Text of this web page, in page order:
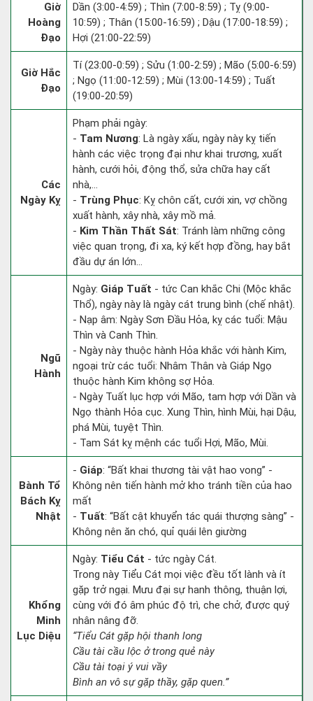
Giờ
Hoàng
Đạo
Dần (3:00-4:59) ; Thìn (7:00-8:59) ; Tỵ (9:00-
10:59) ; Thân (15:00-16:59) ; Dậu (17:00-18:59) ;
Hợi (21:00-22:59)
Giờ Hắc
Đạo
Tí (23:00-0:59) ; Sửu (1:00-2:59) ; Mão (5:00-6:59)
; Ngọ (11:00-12:59) ; Mùi (13:00-14:59) ; Tuất
(19:00-20:59)
Các
Ngày Kỵ
Phạm phải ngày:
- Tam Nương: Là ngày xấu, ngày này kỵ tiến
hành các việc trọng đại như khai trương, xuất
hành, cưới hỏi, động thổ, sửa chữa hay cất
nhà,...
- Trùng Phục: Kỵ chôn cất, cưới xin, vợ chồng
xuất hành, xây nhà, xây mồ mả.
- Kim Thần Thất Sát: Tránh làm những công
việc quan trọng, đi xa, ký kết hợp đồng, hay bắt
đầu dự án lớn...
Ngũ
Hành
Ngày: Giáp Tuất - tức Can khắc Chi (Mộc khắc
Thổ), ngày này là ngày cát trung bình (chế nhật).
- Nạp âm: Ngày Sơn Đầu Hỏa, kỵ các tuổi: Mậu
Thìn và Canh Thìn.
- Ngày này thuộc hành Hỏa khắc với hành Kim,
ngoại trừ các tuổi: Nhâm Thân và Giáp Ngọ
thuộc hành Kim không sợ Hỏa.
- Ngày Tuất lục hợp với Mão, tam hợp với Dần và
Ngọ thành Hỏa cục. Xung Thìn, hình Mùi, hại Dậu,
phá Mùi, tuyệt Thìn.
- Tam Sát kỵ mệnh các tuổi Hợi, Mão, Mùi.
Bành Tổ
Bách Kỵ
Nhật
- Giáp: “Bất khai thương tài vật hao vong” -
Không nên tiến hành mở kho tránh tiền của hao
mất
- Tuất: “Bất cật khuyển tác quái thượng sàng” -
Không nên ăn chó, quỉ quái lên giường
Khổng
Minh
Lục Diệu
Ngày: Tiểu Cát - tức ngày Cát.
Trong này Tiểu Cát mọi việc đều tốt lành và ít
gặp trở ngại. Mưu đại sự hanh thông, thuận lợi,
cùng với đó âm phúc độ trì, che chở, được quý
nhân nâng đỡ.
“Tiểu Cát gặp hội thanh long
Cầu tài cầu lộc ở trong quẻ này
Cầu tài toại ý vui vầy
Bình an vô sự gặp thầy, gặp quen.”